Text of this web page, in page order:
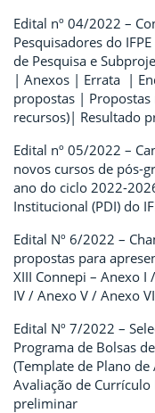
Edital nº 04/2022 –
Pesquisadores do
de Pesquisa e
| Anexos | Errata |
propostas | Propostas
recursos)| Resultado
Edital nº 05/2022 –
novos cursos de pós-
ano do ciclo 2022-
Institucional (PDI) do
Edital Nº 6/2022 –
propostas para
XIII Connepi – Anexo
IV / Anexo V / Anexo
Edital Nº 7/2022 –
Programa de Bolsas
(Template de Plano
Avaliação de
preliminar